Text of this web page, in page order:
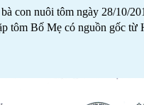
con nuôi tôm ngày 28/10/
tôm Bố Mẹ có nguồn gốc